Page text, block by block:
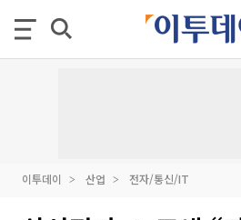
이투데이 산업 전자/통신/IT